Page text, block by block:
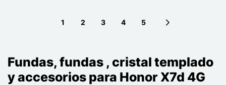
1 2 3 4 5
Fundas, fundas , cristal templado
y accesorios para Honor X7d 4G